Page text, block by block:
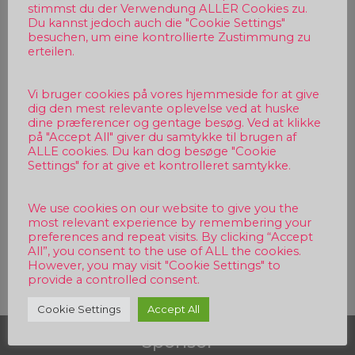
Beitragsnavigation
Sponsor
stimmst du der Verwendung ALLER Cookies zu.
Du kannst jedoch auch die "Cookie Settings"
besuchen, um eine kontrollierte Zustimmung zu
erteilen.
Vi bruger cookies på vores hjemmeside for at give
dig den mest relevante oplevelse ved at huske
dine præferencer og gentage besøg. Ved at klikke
på "Accept All" giver du samtykke til brugen af
ALLE cookies. Du kan dog besøge "Cookie
Settings" for at give et kontrolleret samtykke.
We use cookies on our website to give you the
most relevant experience by remembering your
preferences and repeat visits. By clicking “Accept
All”, you consent to the use of ALL the cookies.
However, you may visit "Cookie Settings" to
provide a controlled consent.
Cookie Settings Accept All